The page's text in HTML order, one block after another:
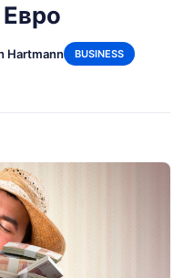
Hartmann BUSINESS